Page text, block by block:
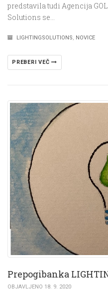
predstavila tudi Agencija
Solutions se…
LIGHTINGSOLUTIONS, NOVICE
PREBERI VEČ
Prepogibanka
OBJAVLJENO 18. 9. 2020